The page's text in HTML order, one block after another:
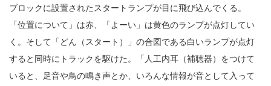
ブロックに設置されたスタートランプが目に飛び込んでくる。
「位置について」は赤、「よーい」は黄色のランプが点灯してい
く。そして「どん（スタート）」の合図である白いランプが点灯
すると同時にトラックを駆けた。「人工内耳（補聴器）をつけて
いると、足音や鳥の鳴き声とか、いろんな情報が音として入って